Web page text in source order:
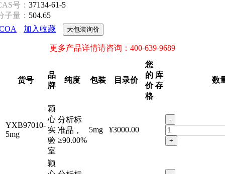
号： 37134-61-5
子量： 504.65
加入收藏 大包装询价
更多产品详情请咨询：400-639-9689
货号
品
牌
纯度 包装 目录价
您
的
价
格
库
存
数
YXB97010-
5mg
颖
心
实
验
室
分析标
准品，
≥90.00%
5mg ¥3000.00
-
+
颖